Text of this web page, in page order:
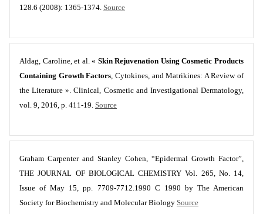
128.6 (2008): 1365-1374. Source
Aldag, Caroline, et al. « Skin Rejuvenation Using Cosmetic Products
Containing Growth Factors, Cytokines, and Matrikines: A Review of
the Literature ». Clinical, Cosmetic and Investigational Dermatology,
vol. 9, 2016, p. 411‑19. Source
Graham Carpenter and Stanley Cohen, “Epidermal Growth Factor”,
THE JOURNAL OF BIOLOGICAL CHEMISTRY Vol. 265, No. 14,
Issue of May 15, pp. 7709-7712.1990 C 1990 by The American
Society for Biochemistry and Molecular Biology Source